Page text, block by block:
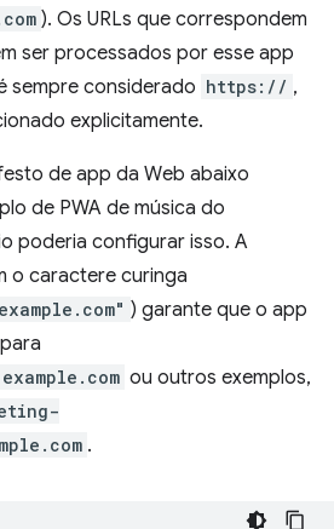
). Os URLs que correspondem
ser processados por esse app
sempre considerado https:// ,
explicitamente.
de app da Web abaixo
de PWA de música do
poderia configurar isso. A
o caractere curinga
) garante que o app
ou outros exemplos,
.